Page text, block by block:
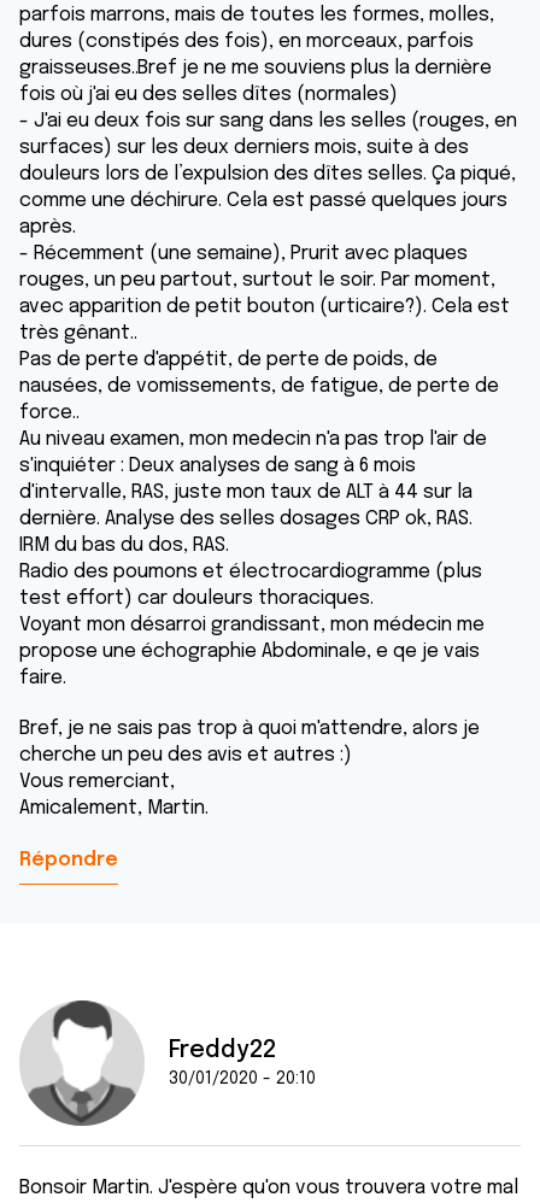
parfois marrons, mais de toutes les formes, molles,
dures (constipés des fois), en morceaux, parfois
graisseuses..Bref je ne me souviens plus la dernière
fois où j'ai eu des selles dîtes (normales)
- J'ai eu deux fois sur sang dans les selles (rouges, en
surfaces) sur les deux derniers mois, suite à des
douleurs lors de l’expulsion des dîtes selles. Ça piqué,
comme une déchirure. Cela est passé quelques jours
après.
- Récemment (une semaine), Prurit avec plaques
rouges, un peu partout, surtout le soir. Par moment,
avec apparition de petit bouton (urticaire?). Cela est
très gênant..
Pas de perte d'appétit, de perte de poids, de
nausées, de vomissements, de fatigue, de perte de
force..
Au niveau examen, mon medecin n'a pas trop l'air de
s'inquiéter : Deux analyses de sang à 6 mois
d'intervalle, RAS, juste mon taux de ALT à 44 sur la
dernière. Analyse des selles dosages CRP ok, RAS.
IRM du bas du dos, RAS.
Radio des poumons et électrocardiogramme (plus
test effort) car douleurs thoraciques.
Voyant mon désarroi grandissant, mon médecin me
propose une échographie Abdominale, e qe je vais
faire.
Bref, je ne sais pas trop à quoi m'attendre, alors je
cherche un peu des avis et autres :)
Vous remerciant,
Amicalement, Martin.
Répondre
Freddy22
30/01/2020 - 20:10
Bonsoir Martin. J'espère qu'on vous trouvera votre mal